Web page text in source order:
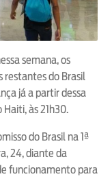
semana, os
restantes do Brasil
já a partir dessa
às 21h30.
do Brasil na 1ª
24, diante da
funcionamento para